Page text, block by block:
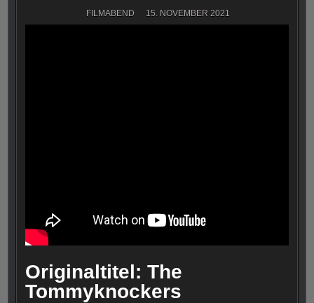
FILMABEND 15. NOVEMBER 2021
Originaltitel: The
Tommyknockers